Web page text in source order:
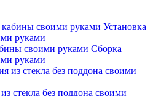
Установка
руками
Сборка
руками
стекла без поддона своими